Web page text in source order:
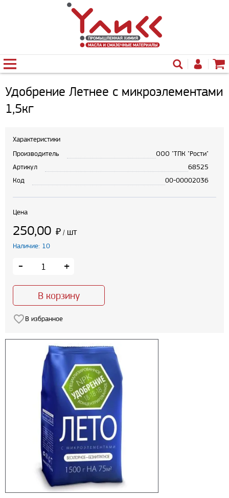
Удобрение Летнее с микроэлементами
1,5кг
Характеристики
Производитель
ООО "ТПК "Рости"
Артикул
68525
Код
00-00002036
Цена
250,00 ₽ / шт
Наличие: 10
- +
В корзину
В избранное